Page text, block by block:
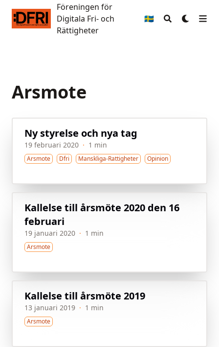
Föreningen för Digitala Fri- och Rättigheter
Föreningen för
Digitala Fri- och
Rättigheter
🇸🇪
Arsmote
Ny styrelse och nya tag
19 februari 2020 · 1 min
Arsmote Dfri Manskliga-Rattigheter Opinion
Kallelse till årsmöte 2020 den 16
februari
19 januari 2020 · 1 min
Arsmote
Kallelse till årsmöte 2019
13 januari 2019 · 1 min
Arsmote